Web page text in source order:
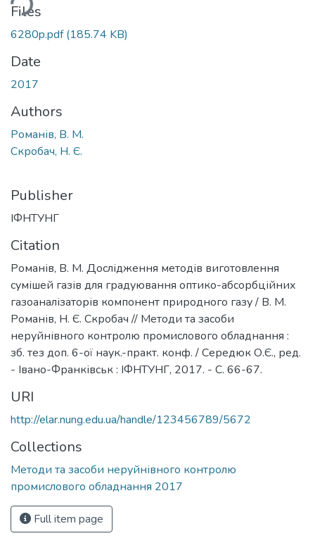
Files
6280p.pdf(185.74 KB)
Date
2017
Authors
Романів, В. М.
Скробач, Н. Є.
Publisher
ІФНТУНГ
Citation
Романів, В. М. Дослідження методів виготовлення
сумішей газів для градуювання оптико-абсорбційних
газоаналізаторів компонент природного газу / В. М.
Романів, Н. Є. Скробач // Методи та засоби
неруйнівного контролю промислового обладнання :
зб. тез доп. 6-ої наук.-практ. конф. / Середюк О.Є., ред.
- Івано-Франківськ : ІФНТУНГ, 2017. - С. 66-67.
URI
http://elar.nung.edu.ua/handle/123456789/5672
Collections
Методи та засоби неруйнівного контролю
промислового обладнання 2017
Full item page